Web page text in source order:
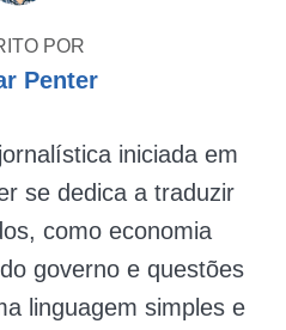
POR
Penter
iniciada em
se dedica a traduzir
como economia
governo e questões
linguagem simples e